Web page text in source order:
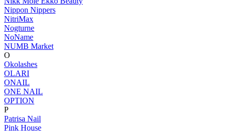
Nippon Nippers
NitriMax
Nogturne
NoName
NUMB Market
O
Okolashes
OLARI
ONAIL
ONE NAIL
OPTION
P
Patrisa Nail
Pink House